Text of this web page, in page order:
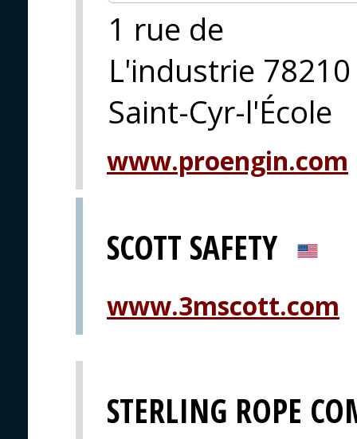
1 rue de
L'industrie 78210
Saint-Cyr-l'École
www.proengin.com
SCOTT SAFETY
www.3mscott.com
STERLING ROPE